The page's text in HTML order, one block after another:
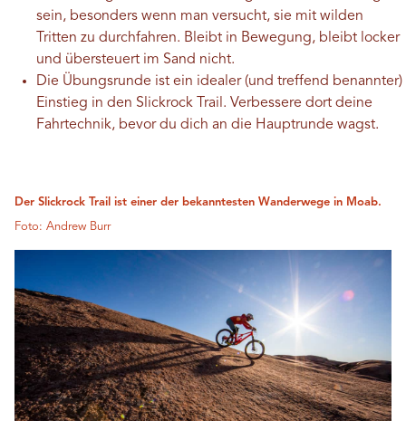
sein, besonders wenn man versucht, sie mit wilden
Tritten zu durchfahren. Bleibt in Bewegung, bleibt locker
und übersteuert im Sand nicht.
Die Übungsrunde ist ein idealer (und treffend benannter)
Einstieg in den Slickrock Trail. Verbessere dort deine
Fahrtechnik, bevor du dich an die Hauptrunde wagst.
Der Slickrock Trail ist einer der bekanntesten Wanderwege in Moab.
Foto: Andrew Burr